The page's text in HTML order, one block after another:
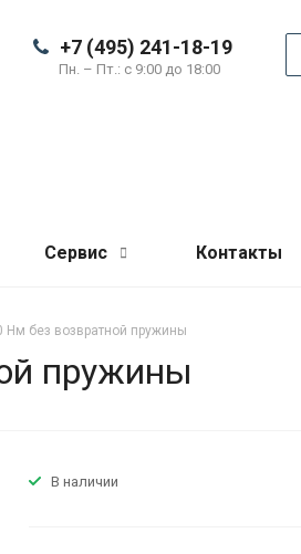
+7 (495) 241-18-19
Пн. – Пт.: с 9:00 до 18:00
Сервис Контакты
Нм без возвратной пружины
пружины
В наличии